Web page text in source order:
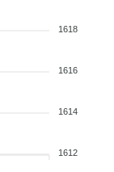
1618
1616
1614
1612